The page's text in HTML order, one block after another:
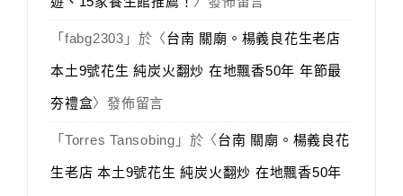
「 fabg2303 」於〈台南 關廟。楊義良花生老店
本土9號花生 純炭火翻炒 在地飄香50年 年節最
夯禮盒〉發佈留言
「 Torres Tansobing 」於〈台南 關廟。楊義良花
生老店 本土9號花生 純炭火翻炒 在地飄香50年